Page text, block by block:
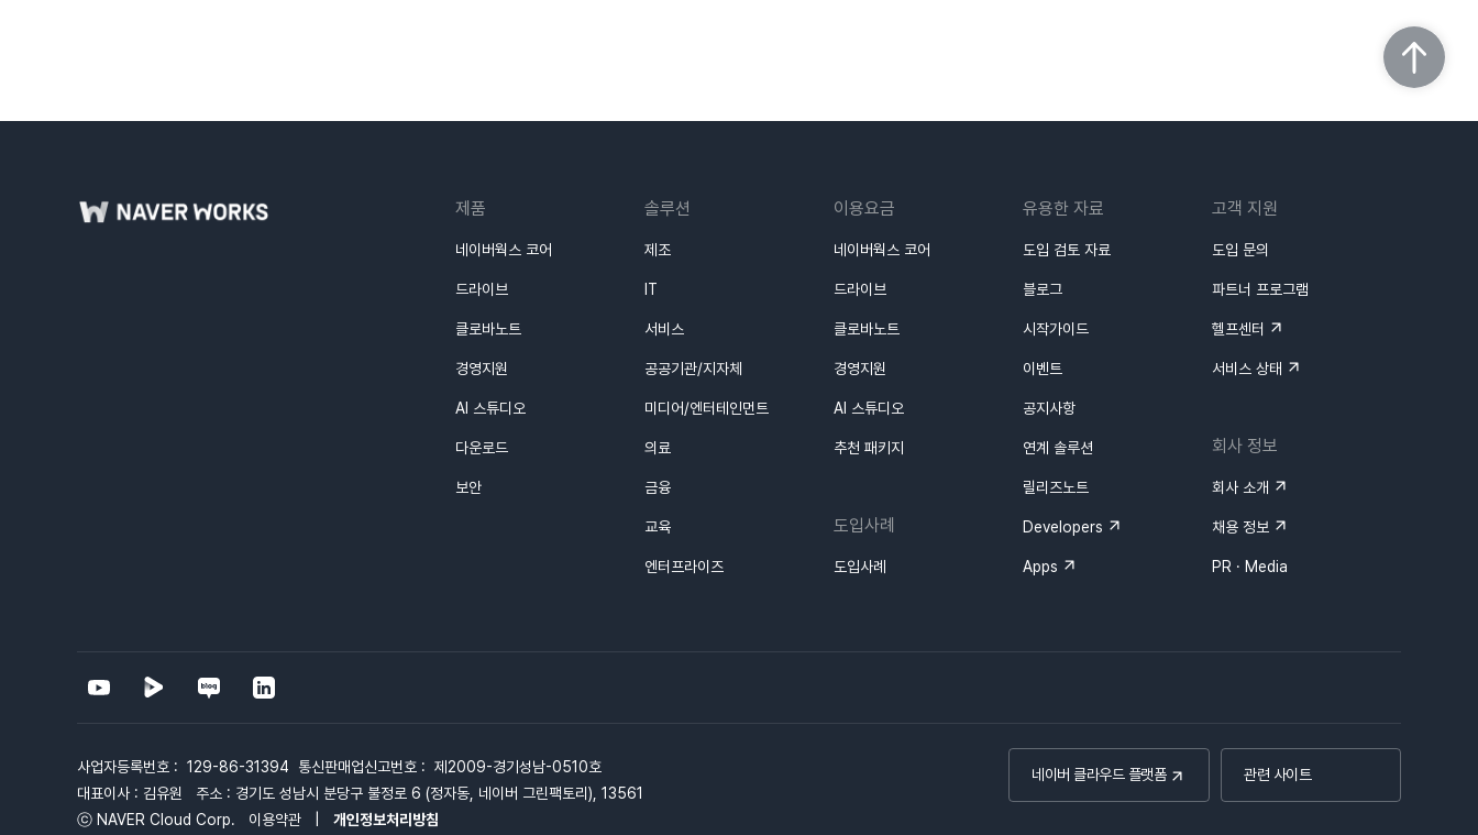
제품
네이버웍스 코어
드라이브
클로바노트
경영지원
AI 스튜디오
다운로드
보안
솔루션
제조
IT
서비스
공공기관/지자체
미디어/엔터테인먼트
의료
금융
교육
엔터프라이즈
이용요금
네이버웍스 코어
드라이브
클로바노트
경영지원
AI 스튜디오
추천 패키지
도입사례
도입사례
유용한 자료
도입 검토 자료
블로그
시작가이드
이벤트
공지사항
연계 솔루션
릴리즈노트
Developers
Apps
고객 지원
도입 문의
파트너 프로그램
헬프센터
서비스 상태
회사 정보
회사 소개
채용 정보
PR · Media
사업자등록번호 : 129-86-31394 통신판매업신고번호 : 제2009-경기성남-0510호
대표이사 : 김유원 주소 : 경기도 성남시 분당구 불정로 6 (정자동, 네이버 그린팩토리), 13561
ⓒ NAVER Cloud Corp. 이용약관 개인정보처리방침
네이버 클라우드 플랫폼 관련 사이트